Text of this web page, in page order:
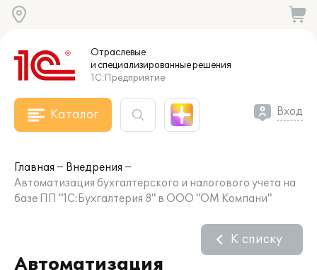
Отраслевые
и специализированныерешения
1С:Предприятие
Каталог Вход
Главная
Внедрения
Автоматизация бухгалтерского и налогового учета на
базе ПП "1С:Бухгалтерия 8" в ООО "ОМ Компани"
Автоматизация
К списку